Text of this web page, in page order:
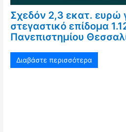
Σχεδόν 2,3 εκατ. ευρώ
στεγαστικό επίδομα
Πανεπιστημίου
Διαβάστε περισσότερα